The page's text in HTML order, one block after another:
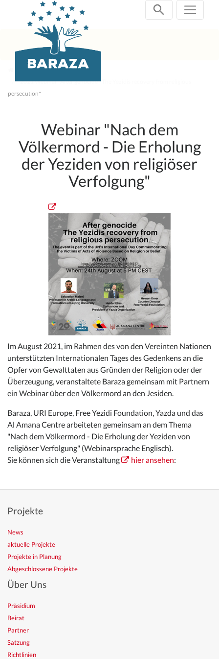
springen
Abgeschlossene Projekte
2021 Webinar "After genocide - The Yezidis recovery from religious
persecution"
Webinar "Nach dem
Völkermord - Die Erholung
der Yeziden von religiöser
Verfolgung"
Im August 2021, im Rahmen des von den Vereinten Nationen
unterstützten Internationalen Tages des Gedenkens an die
Opfer von Gewalttaten aus Gründen der Religion oder der
Überzeugung, veranstaltete Baraza gemeinsam mit Partnern
ein Webinar über den Völkermord an den Jesiden.
Baraza, URI Europe, Free Yezidi Foundation, Yazda und das
Al Amana Centre arbeiteten gemeinsam an dem Thema
"Nach dem Völkermord - Die Erholung der Yeziden von
religiöser Verfolgung" (Webinarsprache Englisch).
Sie können sich die Veranstaltung
hier ansehen:
Projekte
News
aktuelle Projekte
Projekte in Planung
Abgeschlossene Projekte
Über Uns
Präsidium
Beirat
Partner
Satzung
Richtlinien